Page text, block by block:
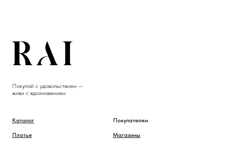
Покупай с удовольствием —
живи с вдохновением
Каталог
Платья
Покупателям
Магазины